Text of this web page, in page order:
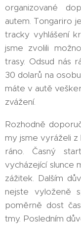
organizované
autem. Tongariro
tracky vyhlášení
jsme zvolili
trasy. Odsud nás
30 dolarů na
máte v autě
zvážení.
Rozhodně
my jsme vyráželi
ráno. Časný
vycházející slunce
zážitek. Dalším
nejste vyloženě
poměrně dost
tmy. Posledním